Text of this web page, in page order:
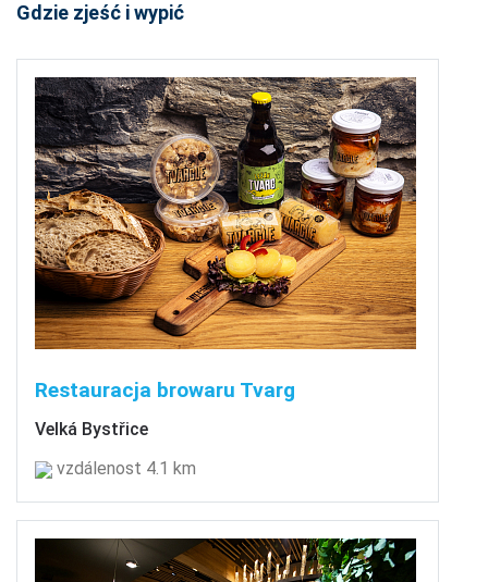
Gdzie zjeść i wypić
Restauracja browaru Tvarg
Velká Bystřice
vzdálenost 4.1 km